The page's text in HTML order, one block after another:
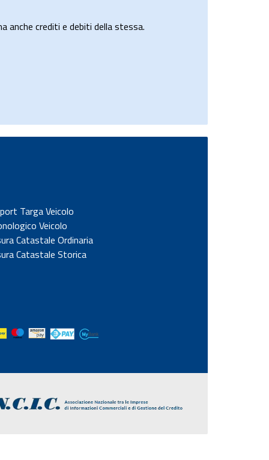
anche crediti e debiti della stessa.
Targa Veicolo
Veicolo
Catastale Ordinaria
Catastale Storica